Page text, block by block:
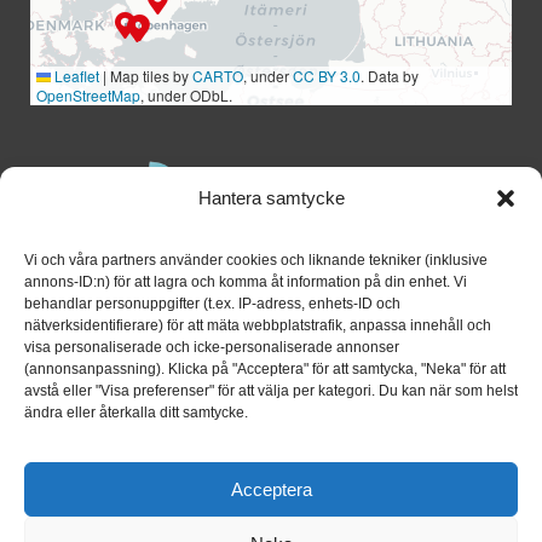
Hantera samtycke
Vi och våra partners använder cookies och liknande tekniker (inklusive
annons-ID:n) för att lagra och komma åt information på din enhet. Vi
behandlar personuppgifter (t.ex. IP-adress, enhets-ID och
nätverksidentifierare) för att mäta webbplatstrafik, anpassa innehåll och
visa personaliserade och icke-personaliserade annonser
(annonsanpassning). Klicka på "Acceptera" för att samtycka, "Neka" för att
avstå eller "Visa preferenser" för att välja per kategori. Du kan när som helst
ändra eller återkalla ditt samtycke.
Acceptera
Leaflet | Map tiles byCARTO, underCC BY 3.0. Data by
OpenStreetMap, under ODbL.